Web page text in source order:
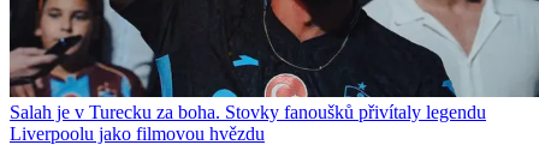
Salah je v Turecku za boha. Stovky fanoušků přivítaly legendu
Liverpoolu jako filmovou hvězdu